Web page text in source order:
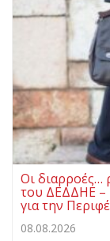
Οι διαρροές…
του ΔΕΔΔΗΕ –
για την
08.08.2026